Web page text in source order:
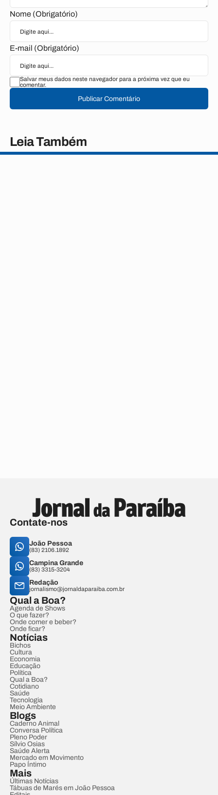
Nome (Obrigatório)
E-mail (Obrigatório)
Salvar meus dados neste navegador para a próxima vez que eu
comentar.
Publicar Comentário
Leia Também
Contate-nos
João Pessoa
(83) 2106.1892
Campina Grande
(83) 3315-3204
Redação
jornalismo@jornaldaparaiba.com.br
Qual a Boa?
Agenda de Shows
O que fazer?
Onde comer e beber?
Onde ficar?
Notícias
Bichos
Cultura
Economia
Educação
Política
Qual a Boa?
Cotidiano
Saúde
Tecnologia
Meio Ambiente
Blogs
Caderno Animal
Conversa Política
Pleno Poder
Sílvio Osias
Saúde Alerta
Mercado em Movimento
Papo Íntimo
Mais
Últimas Notícias
Tábuas de Marés em João Pessoa